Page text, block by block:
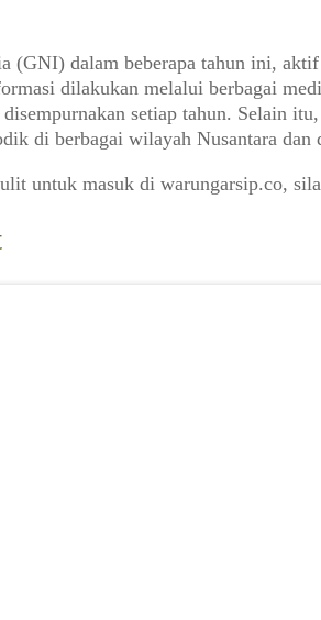
(GNI) dalam beberapa tahun ini,
dilakukan melalui berbagai
disempurnakan setiap tahun. Selain
di berbagai wilayah Nusantara dan
untuk masuk di warungarsip.co,